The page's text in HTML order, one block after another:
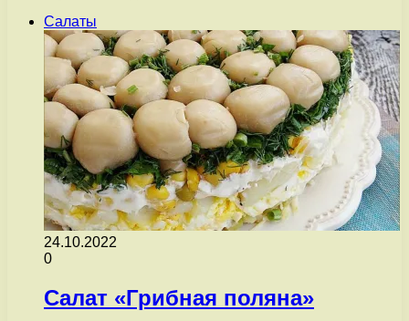
Салаты
24.10.2022
0
Салат «Грибная поляна»